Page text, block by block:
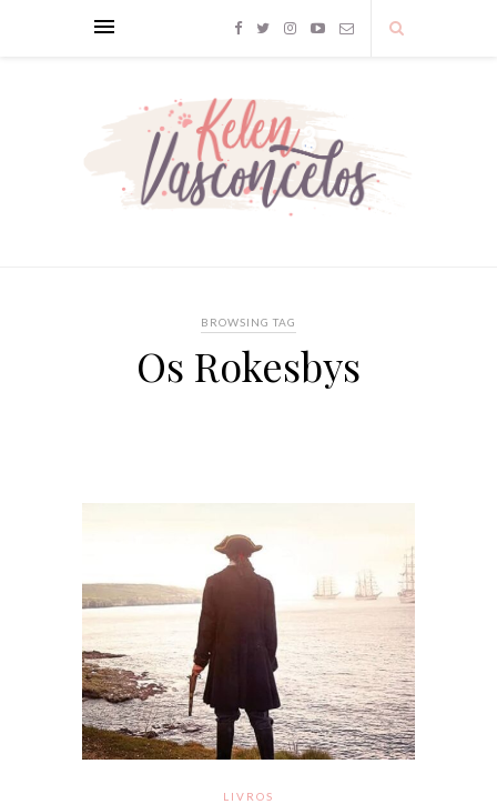
BROWSING TAG
Os Rokesbys
LIVROS